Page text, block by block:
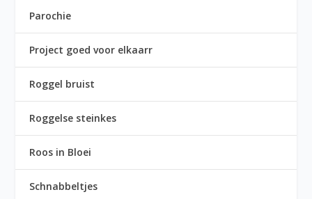
Parochie
Project goed voor elkaarr
Roggel bruist
Roggelse steinkes
Roos in Bloei
Schnabbeltjes